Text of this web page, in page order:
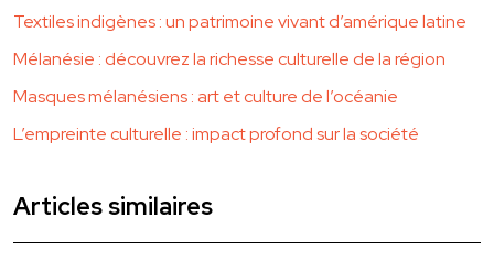
Textiles indigènes : un patrimoine vivant d’amérique latine
Mélanésie : découvrez la richesse culturelle de la région
Masques mélanésiens : art et culture de l’océanie
L’empreinte culturelle : impact profond sur la société
Articles similaires